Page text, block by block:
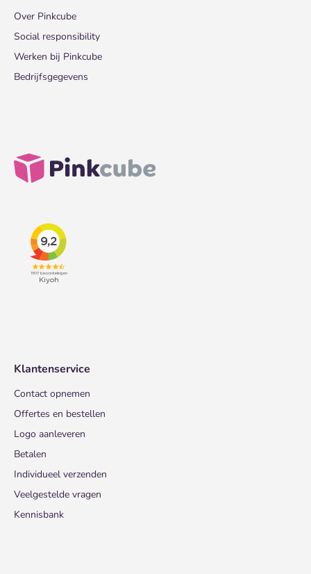
Over Pinkcube
Social responsibility
Werken bij Pinkcube
Bedrijfsgegevens
Klantenservice
Contact opnemen
Offertes en bestellen
Logo aanleveren
Betalen
Individueel verzenden
Veelgestelde vragen
Kennisbank